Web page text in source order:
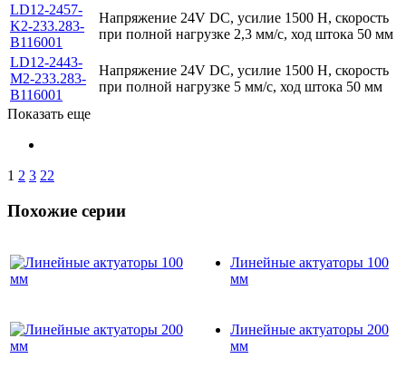
LD12-2457-
K2-233.283-
B116001
Напряжение 24V DC, усилие 1500 Н, скорость
при полной нагрузке 2,3 мм/с, ход штока 50 мм
LD12-2443-
M2-233.283-
B116001
Напряжение 24V DC, усилие 1500 Н, скорость
при полной нагрузке 5 мм/с, ход штока 50 мм
Показать еще
1 2 3 22
Похожие серии
Линейные актуаторы 100
мм
Линейные актуаторы 200
мм